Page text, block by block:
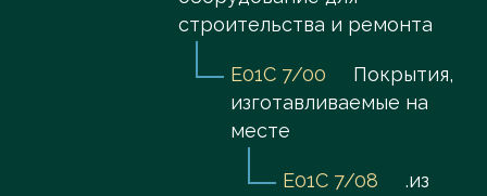
строительства и ремонта
E01C 7/00
Покрытия,
изготавливаемые на
месте
E01C 7/08
.из